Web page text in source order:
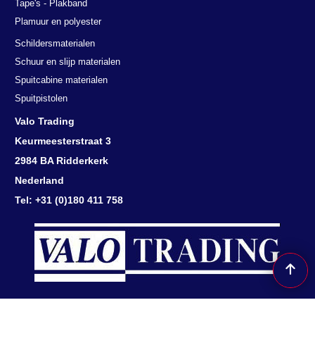
Tape's - Plakband
Plamuur en polyester
Schildersmaterialen
Schuur en slijp materialen
Spuitcabine materialen
Spuitpistolen
Valo Trading
Keurmeesterstraat 3
2984 BA Ridderkerk
Nederland
Tel: +31 (0)180 411 758